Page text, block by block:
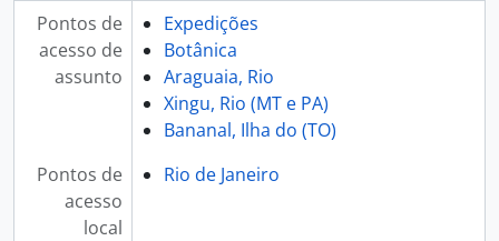
Pontos de
acesso de
assunto
Expedições
Botânica
Araguaia, Rio
Xingu, Rio (MT e PA)
Bananal, Ilha do (TO)
Pontos de
acesso
local
Rio de Janeiro